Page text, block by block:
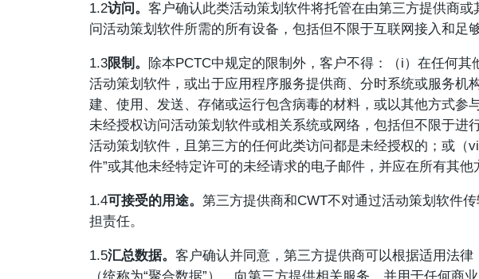
1.2访问。 客户确认此类活动策划软件将托管在由第三方提供商
问活动策划软件所需的所有设备，包括但不限于互联网接入和足
1.3限制。
除本PCTC中规定的限制外，客户不得：（i）在任何
活动策划软件，或出于应用程序服务提供商、分时系统或服务
建、使用、发送、存储或运行包含病毒的材料，或以其他方式
未经授权访问活动策划软件或相关系统或网络，包括但不限于
活动策划软件，且第三方的任何此类访问都是未经授权的；或
件”或其他未经特定许可的未经请求的电子邮件，并应在所有其他
1.4可接受的用途。 第三方提供商和CWT不对通过活动策划软件
担责任。
1.5汇总数据。 客户确认并同意，第三方提供商可以根据适用法
（统称为“聚合数据”），向第三方提供相关服务，并用于任何